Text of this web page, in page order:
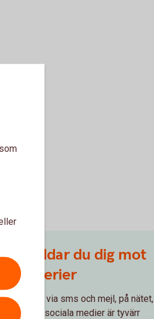
skyddar du dig mot
via sms och mejl, på nätet,
och sociala medier är tyvärr